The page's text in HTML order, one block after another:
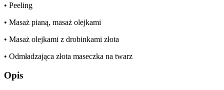
• Peeling
• Masaż pianą, masaż olejkami
• Masaż olejkami z drobinkami złota
• Odmładzająca złota maseczka na twarz
Opis